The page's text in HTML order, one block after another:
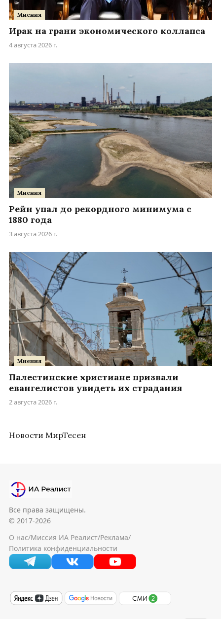
Мнения
Ирак на грани экономического коллапса
4 августа 2026 г.
Мнения
Рейн упал до рекордного минимума с
1880 года
3 августа 2026 г.
Мнения
Палестинские христиане призвали
евангелистов увидеть их страдания
2 августа 2026 г.
Новости МирТесен
Все права защищены.
© 2017-2026
О нас/Миссия ИА Реалист/Реклама/
Политика конфиденциальности